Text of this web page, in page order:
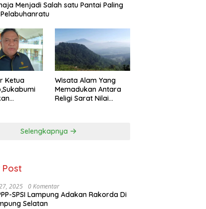
Menjadi Salah satu Pantai Paling
Ketua
Akar
Wisata Alam Yang
Memadukan Antara
Religi Sarat Nilai
Sukabumi
Selengkapnya
Post
2025 0 Komentar
SPSI Lampung Adakan Rakorda Di
Selatan